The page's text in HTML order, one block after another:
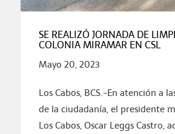
SE REALIZÓ JORNADA DE
COLONIA MIRAMAR EN CSL
Mayo 20, 2023
Los Cabos, BCS.-En atención a
de la ciudadanía, el presidente
Los Cabos, Oscar Leggs Castro,